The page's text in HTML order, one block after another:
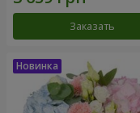
Заказать